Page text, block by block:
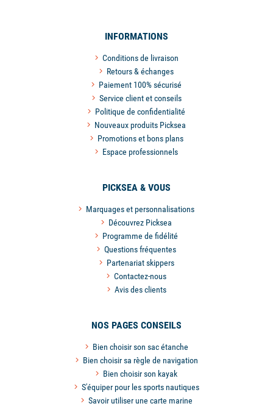
INFORMATIONS
Conditions de livraison
Retours & échanges
Paiement 100% sécurisé
Service client et conseils
Politique de confidentialité
Nouveaux produits Picksea
Promotions et bons plans
Espace professionnels
PICKSEA & VOUS
Marquages et personnalisations
Découvrez Picksea
Programme de fidélité
Questions fréquentes
Partenariat skippers
Contactez-nous
Avis des clients
NOS PAGES CONSEILS
Bien choisir son sac étanche
Bien choisir sa règle de navigation
Bien choisir son kayak
S'équiper pour les sports nautiques
Savoir utiliser une carte marine